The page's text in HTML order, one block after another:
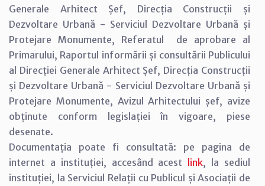
Generale Arhitect Șef, Direcția Construcții și
Dezvoltare Urbană - Serviciul Dezvoltare Urbană și
Protejare Monumente, Referatul de aprobare al
Primarului, Raportul informării și consultării Publicului
al Direcției Generale Arhitect Șef, Direcția Construcții
și Dezvoltare Urbană - Serviciul Dezvoltare Urbană și
Protejare Monumente, Avizul Arhitectului șef, avize
obținute conform legislației în vigoare, piese
desenate.
Documentația poate fi consultată: pe pagina de
internet a instituției, accesând acest link, la sediul
instituției, la Serviciul Relații cu Publicul și Asociații de